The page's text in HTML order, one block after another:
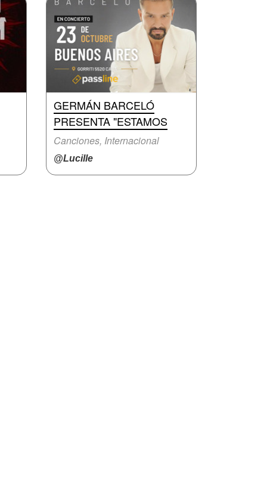
GERMÁN BARCELÓ
PRESENTA "ESTAMOS
Canciones, Internacional
@Lucille